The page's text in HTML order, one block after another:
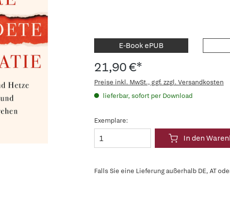
E-Book ePUB
21,90 €*
Preise inkl. MwSt., ggf. zzgl. Versandkosten
lieferbar, sofort per Download
Exemplare:
In den
Falls Sie eine Lieferung außerhalb DE, AT